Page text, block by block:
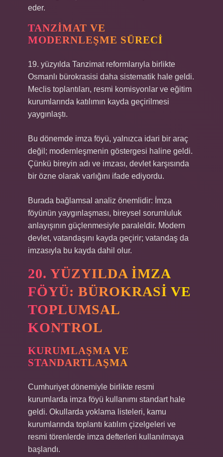
eder.
TANZIMAT VE
MODERNLEŞME SÜRECI
19. yüzyılda Tanzimat reformlarıyla birlikte
Osmanlı bürokrasisi daha sistematik hale geldi.
Meclis toplantıları, resmi komisyonlar ve eğitim
kurumlarında katılımın kayda geçirilmesi
yaygınlaştı.
Bu dönemde imza föyü, yalnızca idari bir araç
değil; modernleşmenin göstergesi haline geldi.
Çünkü bireyin adı ve imzası, devlet karşısında
bir özne olarak varlığını ifade ediyordu.
Burada bağlamsal analiz önemlidir: İmza
föyünün yaygınlaşması, bireysel sorumluluk
anlayışının güçlenmesiyle paraleldir. Modern
devlet, vatandaşını kayda geçirir; vatandaş da
imzasıyla bu kayda dahil olur.
20. YÜZYILDA İMZA
FÖYÜ: BÜROKRASI VE
TOPLUMSAL
KONTROL
KURUMLAŞMA VE
STANDARTLAŞMA
Cumhuriyet dönemiyle birlikte resmi
kurumlarda imza föyü kullanımı standart hale
geldi. Okullarda yoklama listeleri, kamu
kurumlarında toplantı katılım çizelgeleri ve
resmi törenlerde imza defterleri kullanılmaya
başlandı.